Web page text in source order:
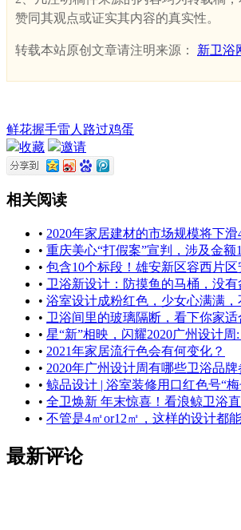
赞同其观点或证实其内容的真实性。
转载本站原创文章请注明来源： 新卫浴
鲜花握手雷人 路过鸡蛋
收藏
邀请
相关阅读
• 2020年家居建材的市场规模将下
• 重庆美心“打假案”宣判，涉及金额
• 包含10个标段！雄安新区容西片
• 卫浴新设计：防摸鱼的马桶，没有
• 浴室设计成粉红色，少女心满满，
• 卫浴间里的玻璃隔断，看下你家适
• 星“新”相映，闪耀2020广州设计
• 2021年家居流行色会有何变化？
• 2020年广州设计周有哪些卫浴品牌
• 鲸品设计 | 浴室装修用口红色号“
• 全卫焕新 年末惊喜！看浪鲸卫浴
• 不管是4㎡or12㎡，这样的设计都
最新评论